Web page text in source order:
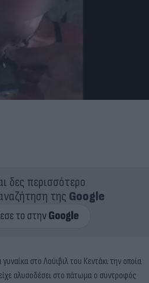
δες περισσότερο
της Google
στο Λούιβιλ του Κεντάκι την οποία
αλυσοδέσει στο πάτωμα ο συντροφός